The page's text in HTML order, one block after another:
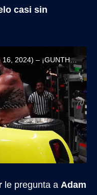
casi sin
Resultados WWE RAW (Septiembre 16, 2024) – ¡GUNTHER VUELVE A RECHAZAR A SAMI ZAYN!
le pregunta a Adam